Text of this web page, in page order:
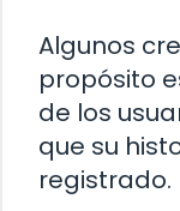
Algunos
propósito
de los
que su
registrado.